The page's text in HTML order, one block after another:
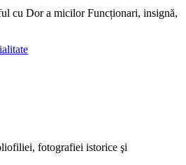
ialitate
fotografiei istorice şi